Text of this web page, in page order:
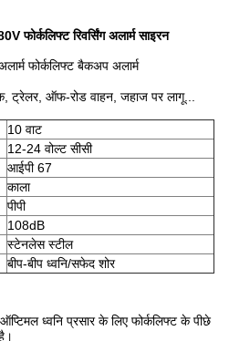
फोर्कलिफ्ट रिवर्सिंग अलार्म साइरन
फोर्कलिफ्ट बैकअप अलार्म
ट्रेलर, ऑफ-रोड वाहन, जहाज पर लागू...
10 वाट
12-24 वोल्ट सीसी
आईपी 67
काला
पीपी
108dB
स्टेनलेस स्टील
बीप-बीप ध्वनि/सफेद शोर
ध्वनि प्रसार के लिए फोर्कलिफ्ट के पीछे